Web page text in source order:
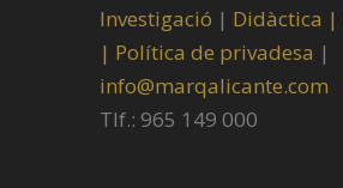
Investigació | Didàctica |
| Política de privadesa |
info@marqalicante.com
Tlf.: 965 149 000